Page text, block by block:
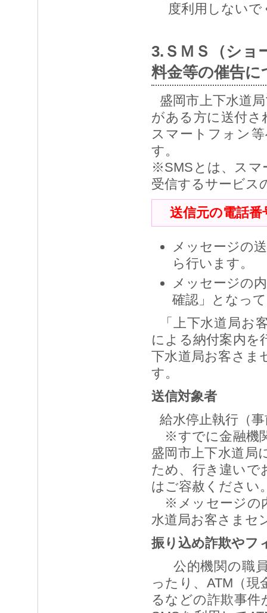
度利用しない
3.ＳＭＳ（ショ
料金等の催告に
盛岡市上下水道
がある方に送付さ
スマートフォン
す。
※SMSとは、スマ
受信するサービス
送信元の電話
メッセージの
ら行います。
メッセージの
確認」となっ
「上下水道局お
による納付案内を
下水道局お客さま
す。
送信対象者
給水停止執行（
※すでに金融機
盛岡市上下水道局
ため、行き違いで
はご容赦ください
※メッセージの
水道局お客さまセ
振り込め詐欺やフ
公的機関の職
ったり、ATM（
るなどの詐欺事件